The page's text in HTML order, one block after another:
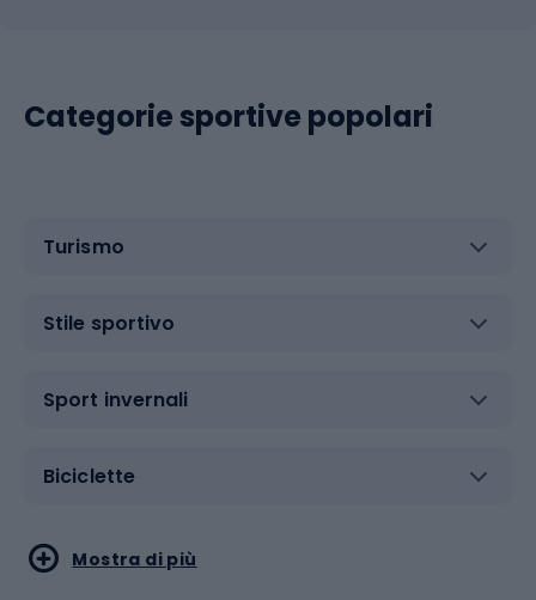
Categorie sportive popolari
Turismo
Stile sportivo
Sport invernali
Biciclette
Sport acquatici
Sport di arti marziali
Mostra di più